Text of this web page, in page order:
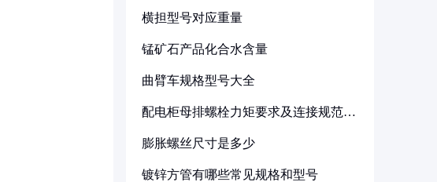
横担型号对应重量
锰矿石产品化合水含量
曲臂车规格型号大全
配电柜母排螺栓力矩要求及连接规范详
膨胀螺丝尺寸是多少
镀锌方管有哪些常见规格和型号